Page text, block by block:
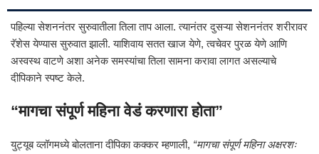
पहिल्या सेशननंतर सुरुवातीला तिला ताप आला. त्यानंतर दुसऱ्या सेशननंतर शरीरावर
रॅशेस येण्यास सुरुवात झाली. याशिवाय सतत खाज येणे, त्वचेवर पुरळ येणे आणि
अस्वस्थ वाटणे अशा अनेक समस्यांचा तिला सामना करावा लागत असल्याचे
दीपिकाने स्पष्ट केले.
“मागचा संपूर्ण महिना वेडं करणारा होता”
युट्यूब व्लॉगमध्ये बोलताना दीपिका कक्कर म्हणाली, “मागचा संपूर्ण महिना अक्षरशः